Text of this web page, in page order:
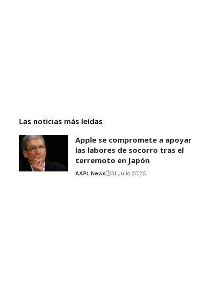
Las noticias más leídas
Apple se compromete a apoyar
las labores de socorro tras el
terremoto en Japón
AAPL News 31 Julio 2026